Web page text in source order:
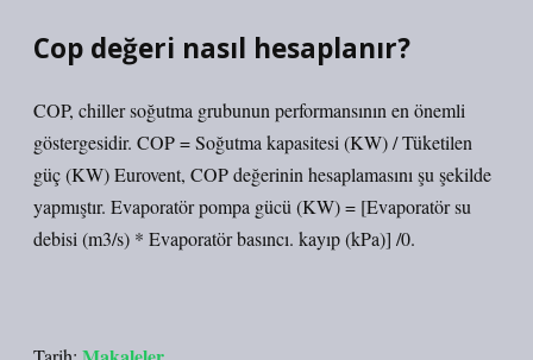
Cop değeri nasıl hesaplanır?
COP, chiller soğutma grubunun performansının en önemli
göstergesidir. COP = Soğutma kapasitesi (KW) / Tüketilen
güç (KW) Eurovent, COP değerinin hesaplamasını şu şekilde
yapmıştır. Evaporatör pompa gücü (KW) = [Evaporatör su
debisi (m3/s) * Evaporatör basıncı. kayıp (kPa)] /0.